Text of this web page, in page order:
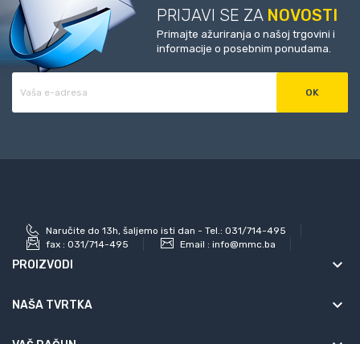
PRIJAVI SE ZA NOVOSTI
Primajte ažuriranja o našoj trgovini i
informacije o posebnim ponudama.
Naručite do 13h, šaljemo isti dan - Tel.: 031/714-495
fax : 031/714-495 Email : info@mmc.ba
PROIZVODI keyboard_arrow_down
NAŠA TVRTKA keyboard_arrow_down